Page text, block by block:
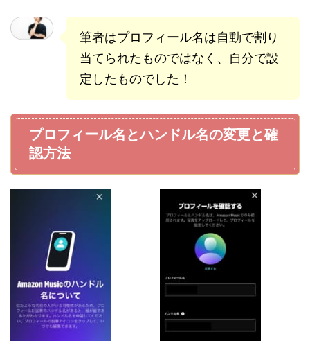
筆者はプロフィール名は自動で割り
当てられたものではなく、自分で設
定したものでした！
プロフィール名とハンドル名の変更と確
認方法